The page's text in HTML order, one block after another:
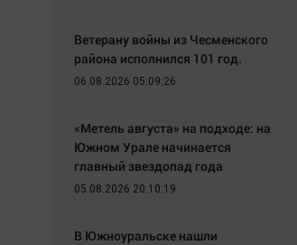
Ветерану войны из Чесменского
района исполнился 101 год.
06.08.2026 05:09:26
«Метель августа» на подходе: на
Южном Урале начинается
главный звездопад года
05.08.2026 20:10:19
В Южноуральске нашли